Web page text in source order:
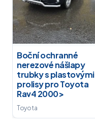
Boční ochranné
nerezové nášlapy
trubky s plastovými
prolisy pro Toyota
Rav4 2000>
Toyota